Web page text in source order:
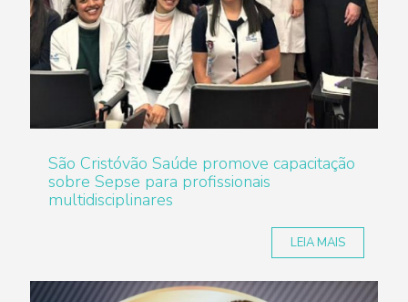
São Cristóvão Saúde promove capacitação
sobre Sepse para profissionais
multidisciplinares
LEIA MAIS